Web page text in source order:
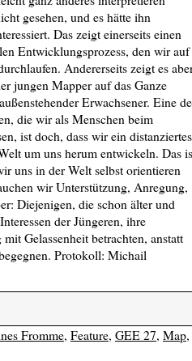
gesehen, und es hätte ihn
Das zeigt einerseits einen
Entwicklungsprozess, den wir auf
Andererseits zeigt es
jungen Mapper auf das Ganze
Erwachsener. Eine
die wir als Menschen beim
ist doch, dass wir ein distanziertes
um uns herum entwickeln. Das
uns in der Welt selbst orientieren
wir Unterstützung, Anregung,
Diejenigen, die schon älter und
der Jüngeren, ihre
Gelassenheit betrachten, anstatt
Protokoll: Michail
Fromme, Feature, GEE 27, Map,